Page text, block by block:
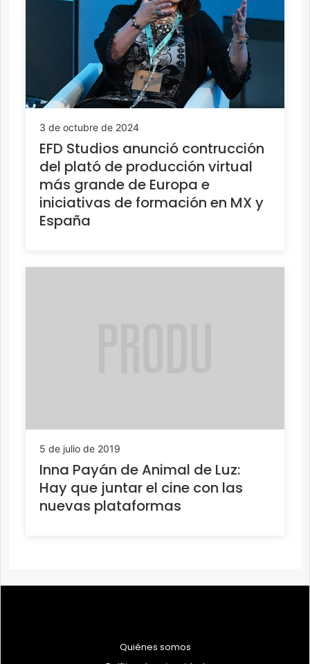
3 de octubre de 2024
EFD Studios anunció contrucción
del plató de producción virtual
más grande de Europa e
iniciativas de formación en MX y
España
5 de julio de 2019
Inna Payán de Animal de Luz:
Hay que juntar el cine con las
nuevas plataformas
Quiénes somos